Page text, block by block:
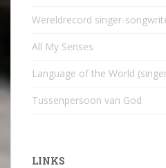
Wereldrecord singer-
All My Senses
Language of the World
Tussenpersoon van God
LINKS